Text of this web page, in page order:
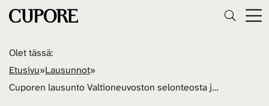
Olet tässä:
Etusivu»Lausunnot»
Cuporen lausunto Valtioneuvoston selonteosta julkisen talouden suunnitelmasta vuosille 2026–2029